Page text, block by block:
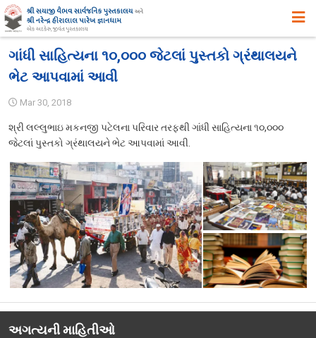
મુખ્ય પૃષ્ઠ
ઈતિહાસ
સિદ્ધિઓ
સુવિધાઓ
વિભાગો
સ્વપ્ન યોજનાઓ
પુસ્તકાલયના પ્રકાશનો, પ્રદર્શનો તથા પુસ્તક – વિમોચન
સયાજી લાઇબ્રેરી ગીત
ગાંધી સાહિત્યના ૧૦,૦૦૦ જેટલાં પુસ્તકો ગ્રંથાલયને
ભેટ આપવામાં આવી
Mar 30, 2018
શ્રી લલ્લુભાઇ મકનજી પટેલના પરિવાર તરફથી ગાંધી સાહિત્યના ૧૦,૦૦૦
જેટલાં પુસ્તકો ગ્રંથાલયને ભેટ આપવામાં આવી.
અગત્યની માહિતીઓ